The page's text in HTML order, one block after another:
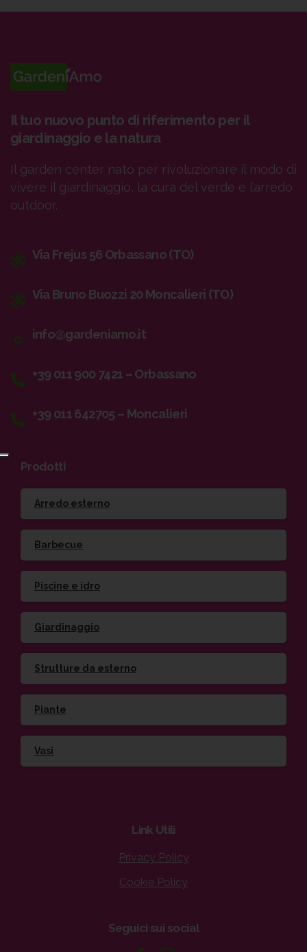
Il tuo nuovo punto di riferimento per il
giardinaggio e la natura
Il garden center nato per rivoluzionare il modo di
vivere il giardinaggio, la cura del verde e l’arredo
outdoor.
Via Frejus 56 Orbassano (TO)
Via Bruno Buozzi 20 Moncalieri (TO)
info@gardeniamo.it
+39 011 900 7421 – Orbassano
+39 011 642705 – Moncalieri
Prodotti
Arredo esterno
Barbecue
Piscine e idro
Giardinaggio
Strutture da esterno
Piante
Vasi
Link Utili
Privacy Policy
Cookie Policy
Seguici sui social